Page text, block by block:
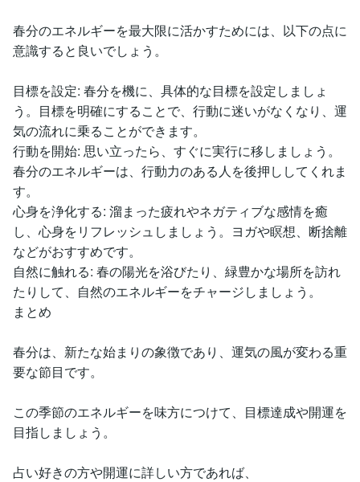
春分のエネルギーを最大限に活かすためには、以下の点に
意識すると良いでしょう。
目標を設定: 春分を機に、具体的な目標を設定しましょ
う。目標を明確にすることで、行動に迷いがなくなり、運
気の流れに乗ることができます。
行動を開始: 思い立ったら、すぐに実行に移しましょう。
春分のエネルギーは、行動力のある人を後押ししてくれま
す。
心身を浄化する: 溜まった疲れやネガティブな感情を癒
し、心身をリフレッシュしましょう。ヨガや瞑想、断捨離
などがおすすめです。
自然に触れる: 春の陽光を浴びたり、緑豊かな場所を訪れ
たりして、自然のエネルギーをチャージしましょう。
まとめ
春分は、新たな始まりの象徴であり、運気の風が変わる重
要な節目です。
この季節のエネルギーを味方につけて、目標達成や開運を
目指しましょう。
占い好きの方や開運に詳しい方であれば、